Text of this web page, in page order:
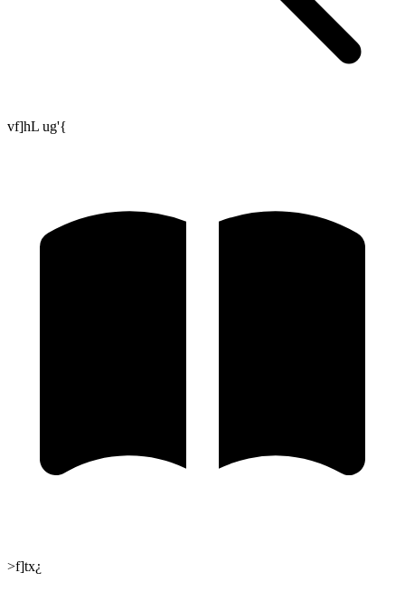
vf]hL ug'{
>f]tx¿